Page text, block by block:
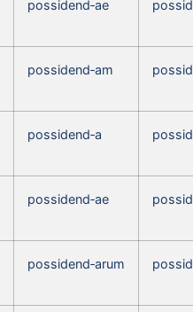
possidend‑ae
possidend‑am
possidend‑a
possidend‑ae
possidend‑arum